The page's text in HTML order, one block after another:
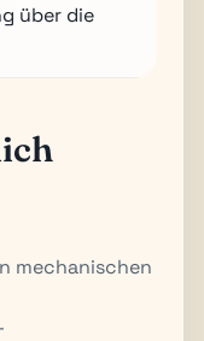
über die
mechanischen